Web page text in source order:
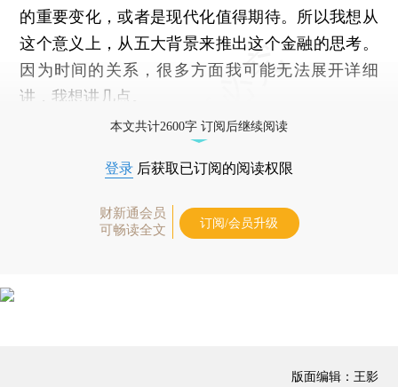
的重要变化，或者是现代化值得期待。所以我想从
这个意义上，从五大背景来推出这个金融的思考。
因为时间的关系，很多方面我可能无法展开详细
讲，我想讲几点。
本文共计2600字 订阅后继续阅读
登录 后获取已订阅的阅读权限
财新通会员
可畅读全文
订阅/会员升级
版面编辑：王影